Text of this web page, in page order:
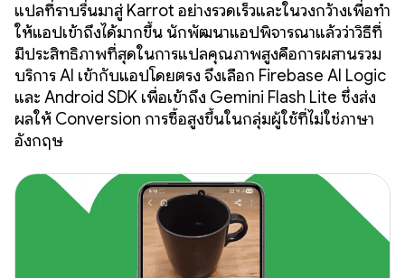
แปลที่ราบรื่นมาสู่ Karrot อย่างรวดเร็วและในวงกว้างเพื่อทำ
ให้แอปเข้าถึงได้มากขึ้น นักพัฒนาแอปพิจารณาแล้วว่าวิธีที่
มีประสิทธิภาพที่สุดในการแปลคุณภาพสูงคือการผสานรวม
บริการ AI เข้ากับแอปโดยตรง จึงเลือก Firebase AI Logic
และ Android SDK เพื่อเข้าถึง Gemini Flash Lite ซึ่งส่ง
ผลให้ Conversion การซื้อสูงขึ้นในกลุ่มผู้ใช้ที่ไม่ใช่ภาษา
อังกฤษ